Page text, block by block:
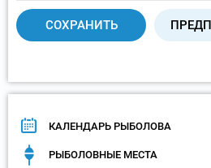
КАЛЕНДАРЬ РЫБОЛОВА
РЫБОЛОВНЫЕ МЕСТА